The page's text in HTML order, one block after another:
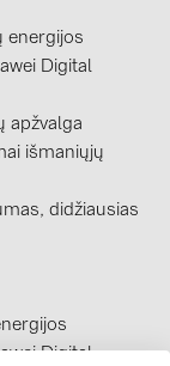
energijos
Digital
apžvalga
išmaniųjų
didžiausias
Digital